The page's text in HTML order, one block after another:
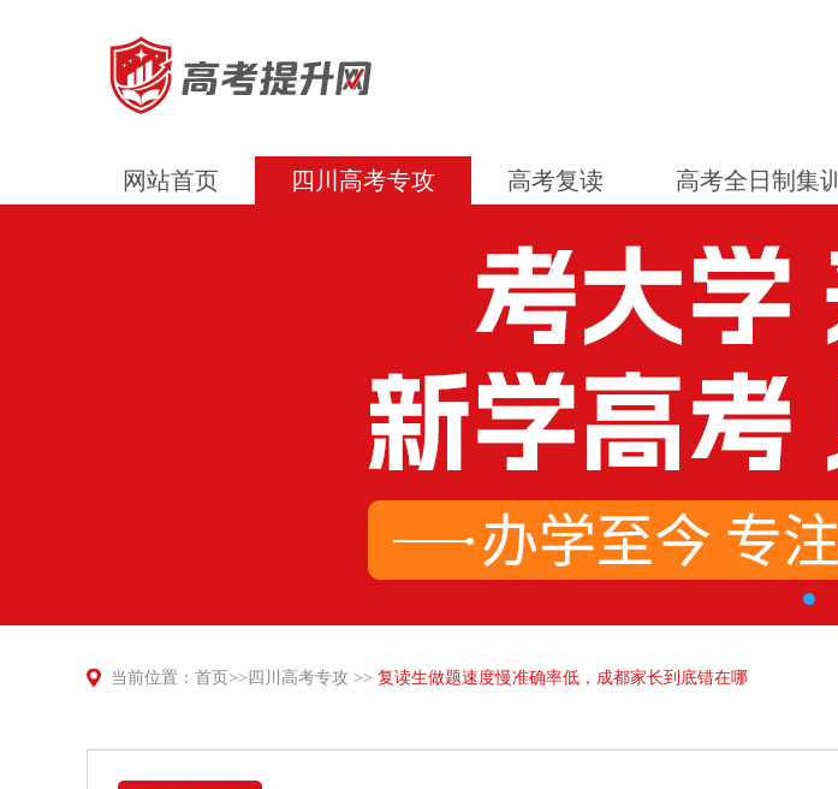
网站首页 四川高考专攻 高考复读 高考全日制集训
当前位置： 首页 >> 四川高考专攻 >> 复读生做题速度慢准确率低，成都家长到底错在哪